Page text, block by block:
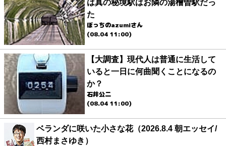
は真の秘境駅はお隣の湯檜曽駅だっ
た
ぼっちのazumiさん
(08.04 11:00)
【大調査】現代人は普通に生活して
いると一日に何曲聞くことになるの
か？
石井公二
(08.04 11:00)
ベランダに咲いた小さな花（2026.8.4 朝エッセイ/
西村まさゆき）